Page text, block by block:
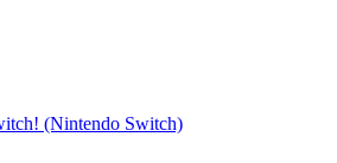
(Nintendo Switch)